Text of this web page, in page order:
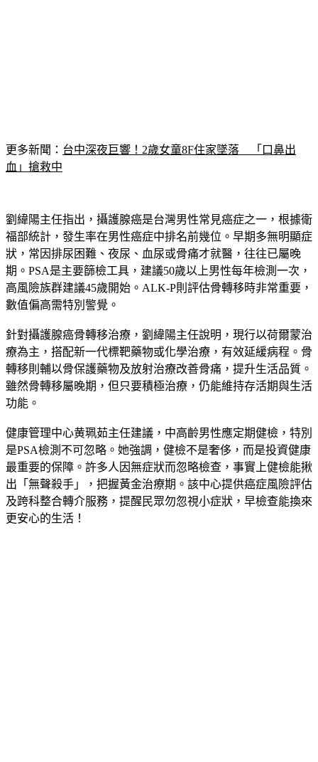
更多新聞：
劉緯陽主任指出，攝護腺癌是台灣男性常見癌症之一，根據衛
福部統計，發生率在男性癌症中排名前幾位。早期多無明顯症
狀，常因排尿困難、夜尿、血尿或骨痛才就醫，往往已屬晚
期。PSA是主要篩檢工具，建議50歲以上男性每年檢測一次，
高風險族群建議45歲開始。ALK-P則評估骨轉移時非常重要，
針對攝護腺癌骨轉移治療，劉緯陽主任說明，現行以荷爾蒙治
療為主，搭配新一代標靶藥物或化學治療，有效延緩病程。骨
轉移則輔以骨保護藥物及放射治療改善骨痛，提升生活品質。
雖然骨轉移屬晚期，但只要積極治療，仍能維持存活期與生活
健康管理中心黄珮茹主任建議，中高齡男性應定期健檢，特別
是PSA檢測不可忽略。她強調，健檢不是奢侈，而是投資健康
最重要的保障。許多人因無症狀而忽略檢查，事實上健檢能揪
出「無聲殺手」，把握黃金治療期。該中心提供癌症風險評估
及跨科整合轉介服務，提醒民眾勿忽視小症狀，早檢查能換來